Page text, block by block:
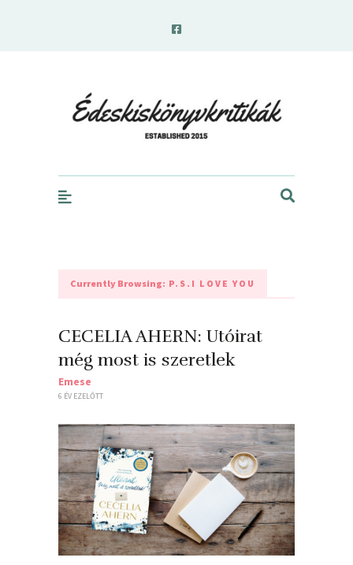
Currently Browsing: P.S.I LOVE YOU
CECELIA AHERN: Utóirat
még most is szeretlek
Emese
6 ÉV EZELŐTT